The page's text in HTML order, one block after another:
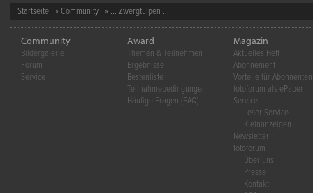
Startseite » Community » ... Zwergtulpen ...
Community
Bildergalerie
Forum
Service
Award
Themen & Teilnehmen
Ergebnisse
Bestenliste
Teilnahmebedingungen
Häufige Fragen (FAQ)
Magazin
Aktuelles Heft
Abonnement
Vorteile für Abonnenten
fotoforum als ePaper
Service
Leser-Service
Kleinanzeigen
Newsletter
fotoforum
Über uns
Presse
Kontakt